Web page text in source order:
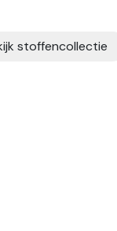
stoffencollectie